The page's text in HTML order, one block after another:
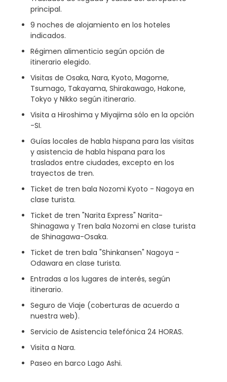
principal.
9 noches de alojamiento en los hoteles
indicados.
Régimen alimenticio según opción de
itinerario elegido.
Visitas de Osaka, Nara, Kyoto, Magome,
Tsumago, Takayama, Shirakawago, Hakone,
Tokyo y Nikko según itinerario.
Visita a Hiroshima y Miyajima sólo en la opción
-SI.
Guías locales de habla hispana para las visitas
y asistencia de habla hispana para los
traslados entre ciudades, excepto en los
trayectos de tren.
Ticket de tren bala Nozomi Kyoto - Nagoya en
clase turista.
Ticket de tren "Narita Express" Narita-
Shinagawa y Tren bala Nozomi en clase turista
de Shinagawa-Osaka.
Ticket de tren bala "Shinkansen" Nagoya -
Odawara en clase turista.
Entradas a los lugares de interés, según
itinerario.
Seguro de Viaje (coberturas de acuerdo a
nuestra web).
Servicio de Asistencia telefónica 24 HORAS.
Visita a Nara.
Paseo en barco Lago Ashi.